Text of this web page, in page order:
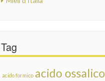
Tag
acido formico acido ossalico